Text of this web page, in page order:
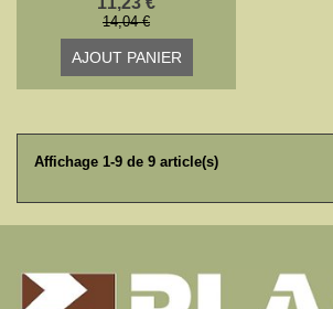
14,04 €
AJOUT PANIER
Affichage 1-9 de 9 article(s)